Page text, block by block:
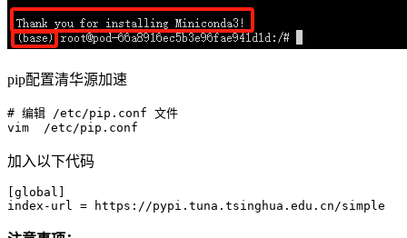
pip配置清华源加速
# 编辑 /etc/pip.conf 文件
vim /etc/
加入以下代码
[global]
index-url